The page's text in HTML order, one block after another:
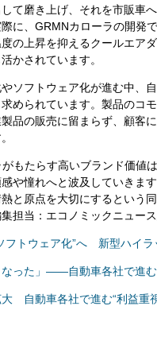
て磨き上げ、それを市販車
に、GRMNカローラの開発
の上昇を抑えるクールエア
かされています。
ソフトウェア化が進む中、
められています。製品のコ
品の販売に留まらず、顧客
もたらす高いブランド価値
や憧れへと波及していきま
と原点を大切にするという
担当：エコノミックニュー
フトウェア化”へ 新型ハイ
なった」――自動車各社で進
自動車各社で進む“利益重